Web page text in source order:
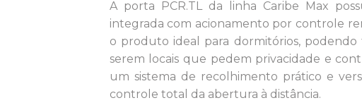
A porta PCR.TL da linha Caribe Max
integrada com acionamento por controle
o produto ideal para dormitórios,
serem locais que pedem privacidade e
um sistema de recolhimento prático e
controle total da abertura à distância.